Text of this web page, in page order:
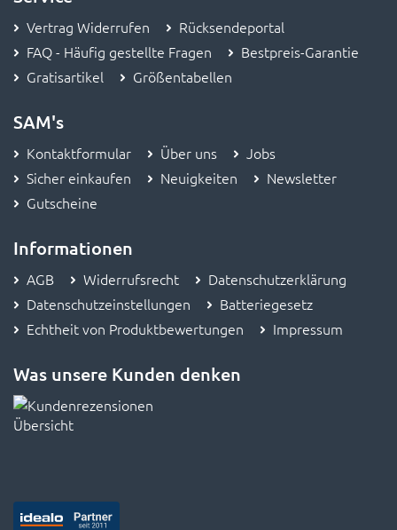
Vertrag Widerrufen
Rücksendeportal
FAQ - Häufig gestellte Fragen
Bestpreis-Garantie
Gratisartikel
Größentabellen
SAM's
Kontaktformular Über uns
Jobs
Sicher einkaufen
Neuigkeiten
Newsletter
Gutscheine
Informationen
AGB Widerrufsrecht
Datenschutzerklärung
Datenschutzeinstellungen
Batteriegesetz
Echtheit von Produktbewertungen
Impressum
Was unsere Kunden denken